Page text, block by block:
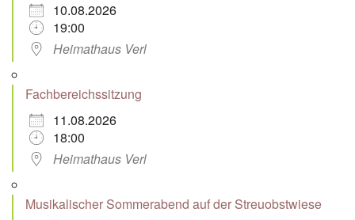
10.08.2026
19:00
Heimathaus Verl
Fachbereichssitzung
11.08.2026
18:00
Heimathaus Verl
Musikalischer Sommerabend auf der Streuobstwiese